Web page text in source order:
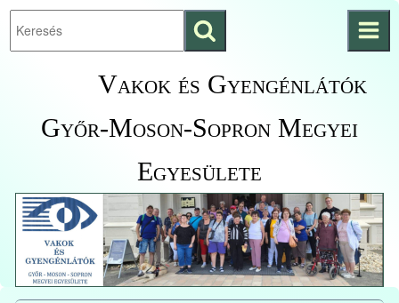
Ugrás a fő
KezdőlapraVakok és Gyengénlátók
Győr-Moson-Sopron Megyei
Egyesülete
Keresés
indítása